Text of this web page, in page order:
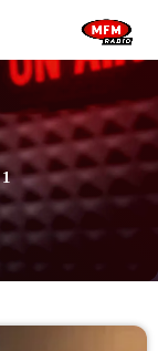
1 RESULT / صفحة 1 من 1